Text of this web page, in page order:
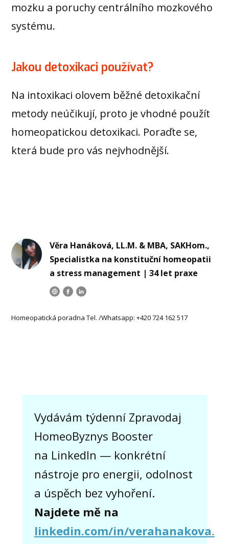
mozku a poruchy centrálního mozkového
systému.
Jakou detoxikaci používat?
Na intoxikaci olovem běžné detoxikační
metody neúčikují, proto je vhodné použít
homeopatickou detoxikaci. Poraďte se,
která bude pro vás nejvhodnější.
Věra Hanáková, LL.M. & MBA, SAKHom.,
Specialistka na konstituční homeopatii
a stress management | 34 let praxe
Homeopatická poradna Tel. /Whatsapp: +420 724 162 517
Vydávám týdenní Zpravodaj
HomeoByznys Booster
na LinkedIn — konkrétní
nástroje pro energii, odolnost
a úspěch bez vyhoření.
Najdete mě na
linkedin.com/in/verahanakova.